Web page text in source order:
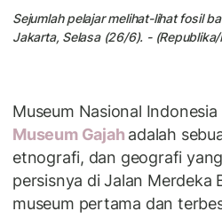
Sejumlah pelajar melihat-lihat fosil
Jakarta, Selasa (26/6). -
Museum Nasional
Museum Gajah adalah
etnografi, dan geografi
persisnya di Jalan Merdeka
museum pertama dan